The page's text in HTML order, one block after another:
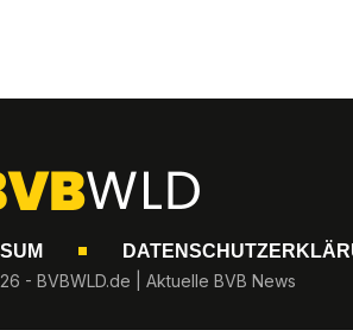
- BVBWLD.de | Aktuelle BVB News